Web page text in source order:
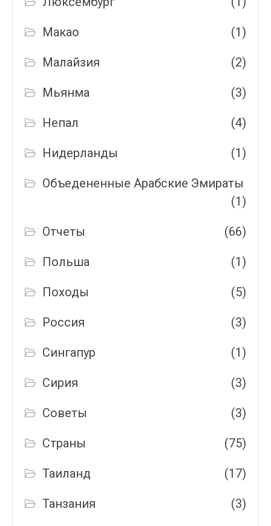
Макао (1)
Малайзия (2)
Мьянма (3)
Непал (4)
Нидерланды (1)
Объедененные Арабские Эмираты
(1)
Отчеты (66)
Польша (1)
Походы (5)
Россия (3)
Сингапур (1)
Сирия (3)
Советы (3)
Страны (75)
Таиланд (17)
Танзания (3)